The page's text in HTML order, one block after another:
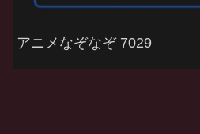
アニメなぞなぞ 7029